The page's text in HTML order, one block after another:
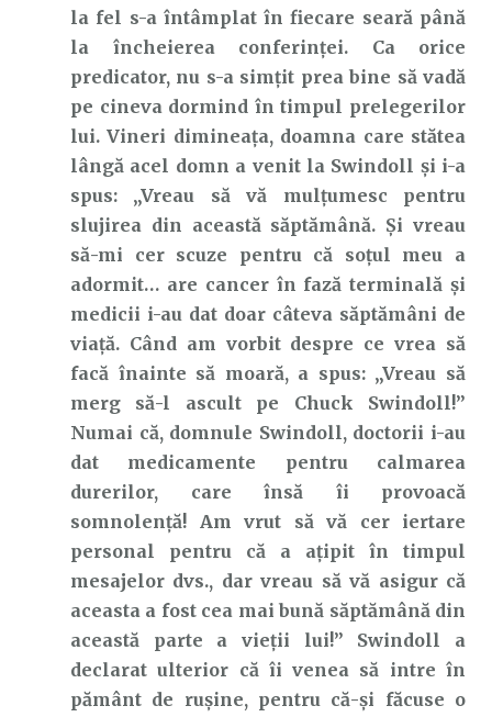
la fel s-a întâmplat în fiecare seară până
la încheierea conferinței. Ca orice
predicator, nu s-a simțit prea bine să vadă
pe cineva dormind în timpul prelegerilor
lui. Vineri dimineața, doamna care stătea
lângă acel domn a venit la Swindoll și i-a
spus: „Vreau să vă mulțumesc pentru
slujirea din această săptămână. Și vreau
să-mi cer scuze pentru că soțul meu a
adormit… are cancer în fază terminală și
medicii i-au dat doar câteva săptămâni de
viață. Când am vorbit despre ce vrea să
facă înainte să moară, a spus: „Vreau să
merg să-l ascult pe Chuck Swindoll!”
Numai că, domnule Swindoll, doctorii i-au
dat medicamente pentru calmarea
durerilor, care însă îi provoacă
somnolență! Am vrut să vă cer iertare
personal pentru că a ațipit în timpul
mesajelor dvs., dar vreau să vă asigur că
aceasta a fost cea mai bună săptămână din
această parte a vieții lui!” Swindoll a
declarat ulterior că îi venea să intre în
pământ de rușine, pentru că-și făcuse o